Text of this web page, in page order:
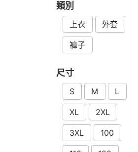
類別
上衣 外套
褲子
尺寸
S M L
XL 2XL
3XL 100